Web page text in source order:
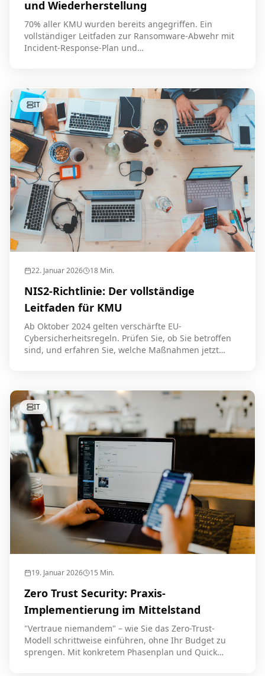
und Wiederherstellung
70% aller KMU wurden bereits angegriffen. Ein
vollständiger Leitfaden zur Ransomware-Abwehr mit
Incident-Response-Plan und
IT
22. Januar 2026 18 Min.
NIS2-Richtlinie: Der vollständige
Leitfaden für KMU
Ab Oktober 2024 gelten verschärfte EU-
Cybersicherheitsregeln. Prüfen Sie, ob Sie betroffen
sind, und erfahren Sie, welche Maßnahmen jetzt
IT
19. Januar 2026 15 Min.
Zero Trust Security: Praxis-
Implementierung im Mittelstand
"Vertraue niemandem" – wie Sie das Zero-Trust-
Modell schrittweise einführen, ohne Ihr Budget zu
sprengen. Mit konkretem Phasenplan und Quick